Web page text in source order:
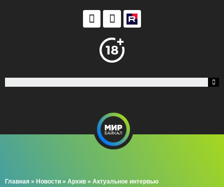
Главная » Новости » Архив » Актуальное интервью